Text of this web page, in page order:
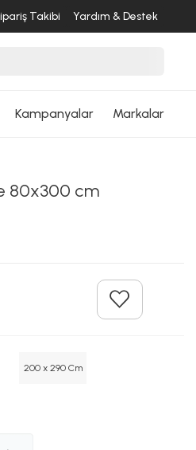
Takibi Yardım & Destek
Kampanyalar Markalar
80x300 cm
200 x 290 Cm